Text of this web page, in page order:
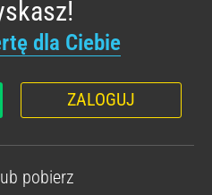
dla Ciebie
ZALOGUJ
pobierz